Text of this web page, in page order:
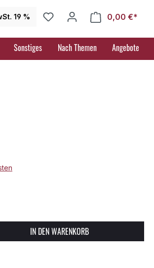
19 % 0,00 €*
Sonstiges Nach Themen Angebote
den gewünschten Wert
IN DEN WARENKORB